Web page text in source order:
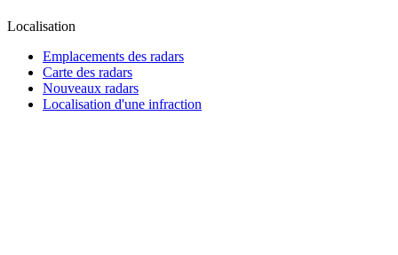
Localisation
Emplacements des radars
Carte des radars
Nouveaux radars
Localisation d'une infraction